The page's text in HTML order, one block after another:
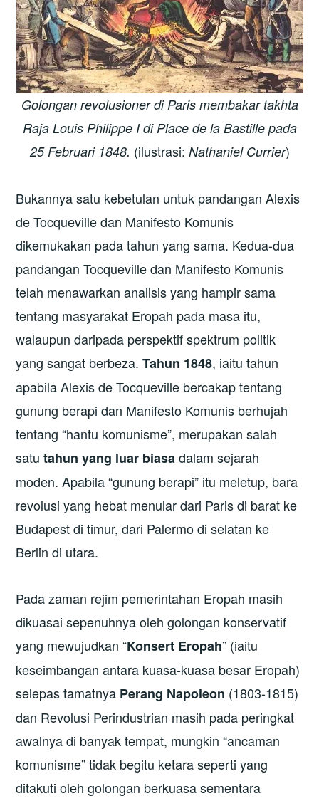
Golongan revolusioner di Paris membakar takhta
Raja Louis Philippe I di Place de la Bastille pada
25 Februari 1848. (ilustrasi: Nathaniel Currier)
Bukannya satu kebetulan untuk pandangan Alexis
de Tocqueville dan Manifesto Komunis
dikemukakan pada tahun yang sama. Kedua-dua
pandangan Tocqueville dan Manifesto Komunis
telah menawarkan analisis yang hampir sama
tentang masyarakat Eropah pada masa itu,
walaupun daripada perspektif spektrum politik
yang sangat berbeza.Tahun 1848, iaitu tahun
apabila Alexis de Tocqueville bercakap tentang
gunung berapi dan Manifesto Komunis berhujah
tentang “hantu komunisme”, merupakan salah
satutahun yang luar biasadalam sejarah
moden. Apabila “gunung berapi” itu meletup, bara
revolusi yang hebat menular dari Paris di barat ke
Budapest di timur, dari Palermo di selatan ke
Berlin di utara.
Pada zaman rejim pemerintahan Eropah masih
dikuasai sepenuhnya oleh golongan konservatif
yang mewujudkan “Konsert Eropah” (iaitu
keseimbangan antara kuasa-kuasa besar Eropah)
selepas tamatnya Perang Napoleon (1803-1815)
dan Revolusi Perindustrian masih pada peringkat
awalnya di banyak tempat, mungkin “ancaman
komunisme” tidak begitu ketara seperti yang
ditakuti oleh golongan berkuasa sementara